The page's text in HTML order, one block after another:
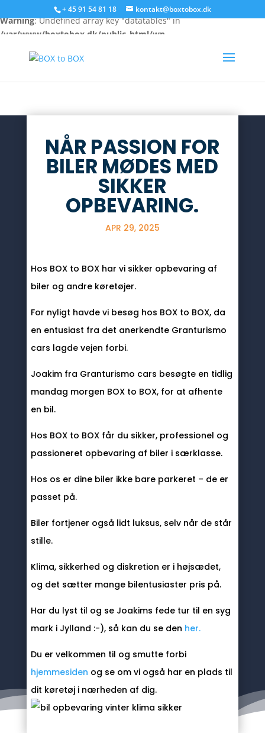
Warning: Undefined array key "datatables" in
/var/www/boxtobox.dk/public_html/wp-
on line249
+ 45 91 54 81 18 kontakt@boxtobox.dk
NÅR PASSION FOR
BILER MØDES MED
SIKKER
OPBEVARING.
APR 29, 2025
Hos BOX to BOX har vi sikker opbevaring af
biler og andre køretøjer.
For nyligt havde vi besøg hos BOX to BOX, da
en entusiast fra det anerkendte Granturismo
cars lagde vejen forbi.
Joakim fra Granturismo cars besøgte en tidlig
mandag morgen BOX to BOX, for at afhente
en bil.
Hos BOX to BOX får du sikker, professionel og
passioneret opbevaring af biler i særklasse.
Hos os er dine biler ikke bare parkeret – de er
passet på.
Biler fortjener også lidt luksus, selv når de står
stille.
Klima, sikkerhed og diskretion er i højsædet,
og det sætter mange bilentusiaster pris på.
Har du lyst til og se Joakims fede tur til en syg
mark i Jylland :-), så kan du se den her.
Du er velkommen til og smutte forbi
hjemmesiden og se om vi også har en plads til
dit køretøj i nærheden af dig.